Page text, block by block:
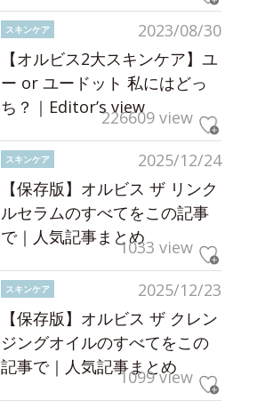
2023/08/30
スキンケア
【オルビス2大スキンケア】ユ
ー or ユードット 私にはどっ
ち？｜Editor’s view226609 view
2025/12/24
スキンケア
【保存版】オルビス ザ リンク
ルセラムのすべてをこの記事
で｜人気記事まとめ1033 view
2025/12/23
スキンケア
【保存版】オルビス ザ クレン
ジングオイルのすべてをこの
記事で｜人気記事まとめ
1099 view